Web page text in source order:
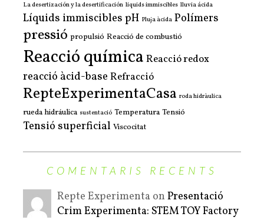
La desertización y la desertificación liquids immiscibles lluvia ácida
Líquids immisciblespH Pluja àcida Polímers
pressió propulsió Reacció de combustió
Reacció química Reacció redox
reacció àcid-base Refracció
RepteExperimentaCasa roda hidràulica
rueda hidráulica sustentació Temperatura Tensió
Tensió superficial Viscocitat
COMENTARIS RECENTS
Repte Experimenta on Presentació
Crim Experimenta: STEM TOY Factory